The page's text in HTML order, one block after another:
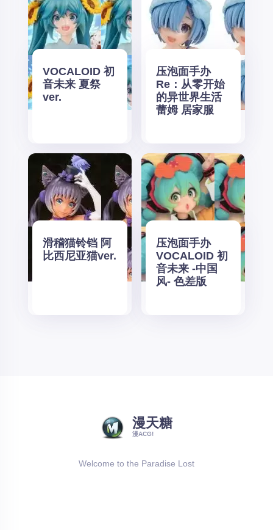
VOCALOID 初
音未来 夏祭
ver.
压泡面手办
Re：从零开始
的异世界生活
蕾姆 居家服
滑稽猫铃铛 阿
比西尼亚猫ver.
压泡面手办
VOCALOID 初
音未来 -中国
风- 色差版
漫天糖
漫ACG!
Welcome to the Paradise Lost